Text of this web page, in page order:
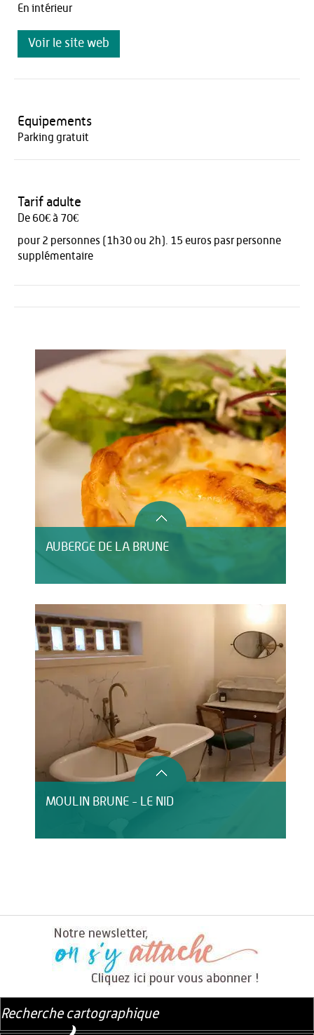
En intérieur
Voir le site web
Equipements
Parking gratuit
Tarif adulte
De 60€ à 70€
pour 2 personnes (1h30 ou 2h). 15 euros pasr personne
supplémentaire
AUBERGE DE LA BRUNE
MOULIN BRUNE - LE NID
Recherche cartographique